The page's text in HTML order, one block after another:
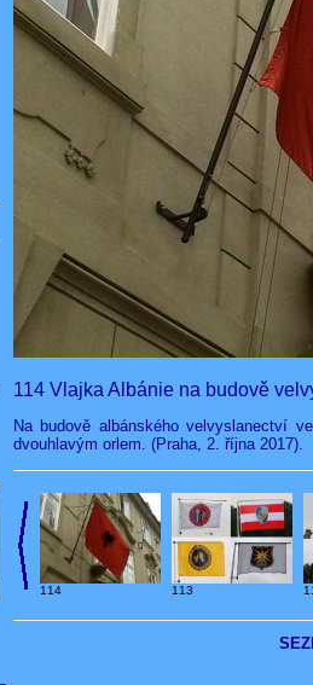
114 Vlajka Albánie na budově
Na budově albánského velvyslanectví
dvouhlavým orlem. (Praha, 2. října 2017).
114 113